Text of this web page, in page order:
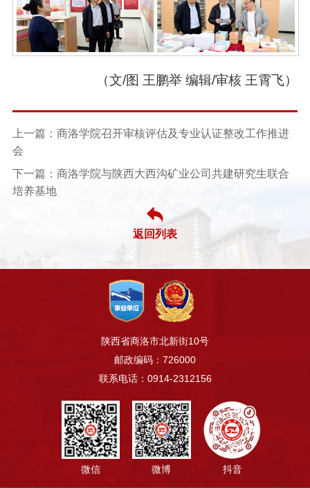
（文/图 王鹏举 编辑/审核 王霄飞）
上一篇：商洛学院召开审核评估及专业认证整改工作推进
会
下一篇：商洛学院与陕西大西沟矿业公司共建研究生联合
培养基地
返回列表
陕西省商洛市北新街10号
邮政编码：726000
联系电话：0914-2312156
微信 微博 抖音